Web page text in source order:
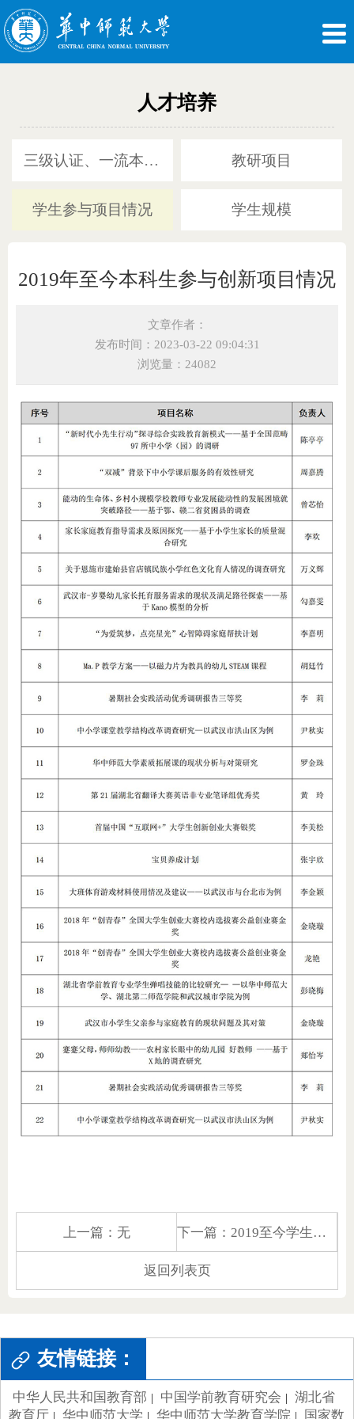
人才培养
三级认证、一流本科及本硕博人才培养方案 教研项目
学生参与项目情况 学生规模
2019年至今本科生参与创新项目情况
文章作者：
发布时间：2023-03-22 09:04:31
浏览量：24082
上一篇： 无 下一篇： 2019至今学生参与课题情况表
返回列表页
友情链接：
中华人民共和国教育部 中国学前教育研究会
湖北省
教育厅
华中师范大学 华中师范大学教育学院 国家数